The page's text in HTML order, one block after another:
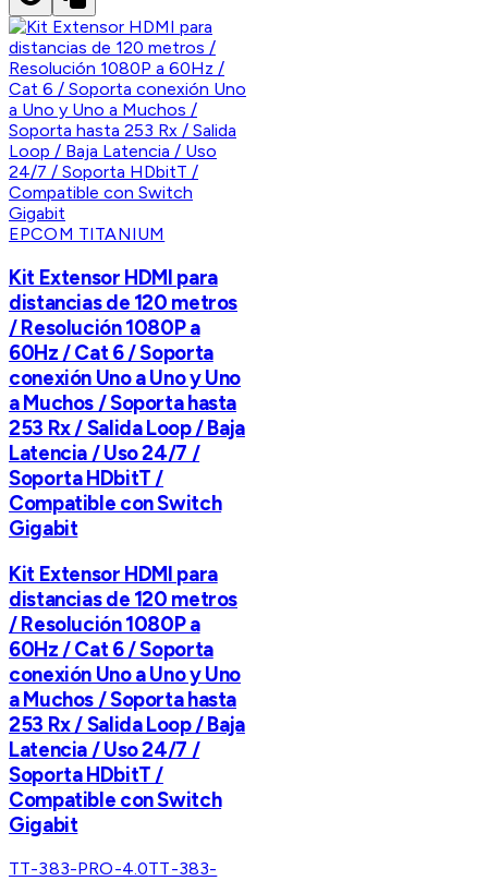
EPCOM TITANIUM
Kit Extensor HDMI para
distancias de 120 metros
/ Resolución 1080P a
60Hz / Cat 6 / Soporta
conexión Uno a Uno y Uno
a Muchos / Soporta hasta
253 Rx / Salida Loop / Baja
Latencia / Uso 24/7 /
Soporta HDbitT /
Compatible con Switch
Gigabit
Kit Extensor HDMI para
distancias de 120 metros
/ Resolución 1080P a
60Hz / Cat 6 / Soporta
conexión Uno a Uno y Uno
a Muchos / Soporta hasta
253 Rx / Salida Loop / Baja
Latencia / Uso 24/7 /
Soporta HDbitT /
Compatible con Switch
Gigabit
TT-383-PRO-4.0TT-383-